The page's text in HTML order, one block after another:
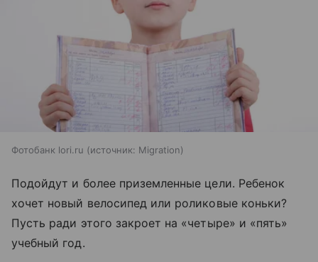
Фотобанк lori.ru источник: Migration
Подойдут и более приземленные цели. Ребенок
хочет новый велосипед или роликовые коньки?
Пусть ради этого закроет на «четыре» и «пять»
учебный год.